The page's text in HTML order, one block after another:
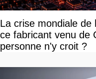
La crise mondiale
ce fabricant venu de
personne n'y croit ?